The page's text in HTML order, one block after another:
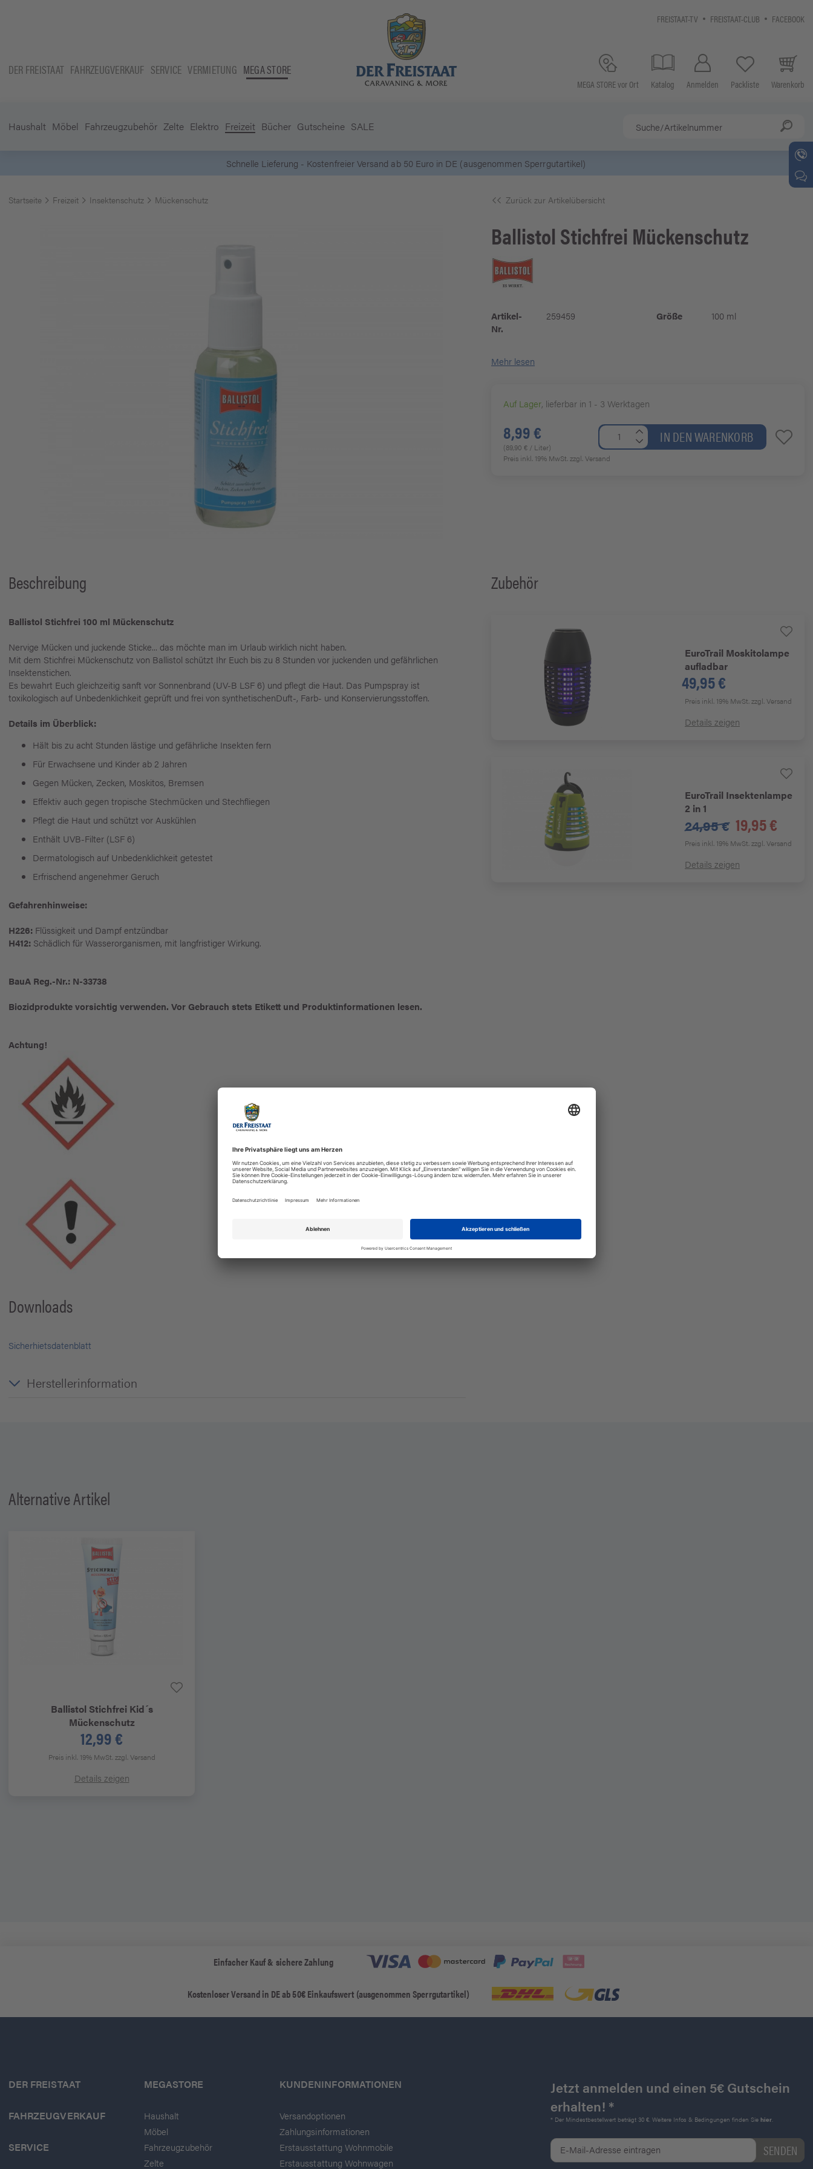
FREISTAAT-TV FREISTAAT-CLUB FACEBOOK
DER FREISTAAT FAHRZEUGVERKAUF SERVICE VERMIETUNG MEGA STORE
MEGA STORE vor Ort Katalog Anmelden Packliste Warenkorb
Haushalt Möbel Fahrzeugzubehör Zelte Elektro Freizeit Bücher Gutscheine SALE
5 Euro Gutschein* bei Newsletter-Anmeldung
Startseite Freizeit Insektenschutz Mückenschutz Zurück zur Artikelübersicht
BallistolStichfrei Mückenschutz
Artikel-
Nr.
259459 Größe 100 ml
Mehr lesen
Auf Lager, lieferbar in 1 - 3 Werktagen
8,99 €
(89,90 € / Liter)
IN DEN WARENKORB
Preis inkl. 19% MwSt.zzgl. Versand
Beschreibung
Ballistol Stichfrei 100 ml Mückenschutz
Nervige Mücken und juckende Sticke... das möchte man im Urlaub wirklich nicht haben.
Mit dem Stichfrei Mückenschutz von Ballistol schützt Ihr Euch bis zu 8 Stunden vor juckenden und gefährlichen
Insektenstichen.
Es bewahrt Euch gleichzeitig sanft vor Sonnenbrand (UV-B LSF 6) und pflegt die Haut. Das Pumpspray ist
toxikologisch auf Unbedenklichkeit geprüft und frei von synthetischenDuft-, Farb- und Konservierungsstoffen.
Details im Überblick:
Hält bis zu acht Stunden lästige und gefährliche Insekten fern
Für Erwachsene und Kinder ab 2 Jahren
Gegen Mücken, Zecken, Moskitos, Bremsen
Effektiv auch gegen tropische Stechmücken und Stechfliegen
Pflegt die Haut und schützt vor Auskühlen
Enthält UVB-Filter (LSF 6)
Dermatologisch auf Unbedenklichkeit getestet
Erfrischend angenehmer Geruch
Gefahrenhinweise:
H226: Flüssigkeit und Dampf entzündbar
H412: Schädlich für Wasserorganismen, mit langfristiger Wirkung.
BauA Reg.-Nr.: N-33738
Biozidprodukte vorsichtig verwenden. Vor Gebrauch stets Etikett und Produktinformationen lesen.
Achtung!
Downloads
Sicherhietsdatenblatt
Herstellerinformation
Zubehör
EuroTrail Moskitolampe
aufladbar
49,95 €
Preis inkl. 19% MwSt.zzgl. Versand
Details zeigen
EuroTrail Insektenlampe
2 in 1
24,95 € 19,95 €
Preis inkl. 19% MwSt.zzgl. Versand
Details zeigen
Alternative Artikel
Ballistol Stichfrei Kid´s
Mückenschutz
12,99 €
Preis inkl. 19% MwSt.zzgl. Versand
Details zeigen
Einfacher Kauf & sichere Zahlung
Kostenloser Versand in DE ab 50€ Einkaufswert (ausgenommen Sperrgutartikel)
DER FREISTAAT
FAHRZEUGVERKAUF
SERVICE
MEGASTORE
Haushalt
Möbel
Fahrzeugzubehör
Zelte
KUNDENINFORMATIONEN
Versandoptionen
Zahlungsinformationen
Erstausstattung Wohnmobile
Erstausstattung Wohnwagen
Jetzt anmelden und einen 5€ Gutschein
erhalten! *
* Der Mindestbestellwert beträgt 30 €. Weitere Infos & Bedingungen finden Sie hier.